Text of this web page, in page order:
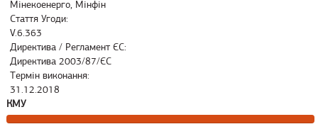
Мінекоенерго, Мінфін
Стаття Угоди:
V.6.363
Директива / Регламент ЄС:
Директива 2003/87/ЄС
Термін виконання:
31.12.2018
КМУ